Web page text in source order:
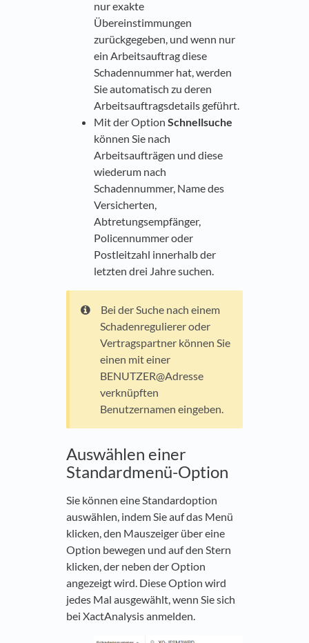
nur exakte
Übereinstimmungen
zurückgegeben, und wenn nur
ein Arbeitsauftrag diese
Schadennummer hat, werden
Sie automatisch zu deren
Arbeitsauftragsdetails geführt.
Mit der Option Schnellsuche
können Sie nach
Arbeitsaufträgen und diese
wiederum nach
Schadennummer, Name des
Versicherten,
Abtretungsempfänger,
Policennummer oder
Postleitzahl innerhalb der
letzten drei Jahre suchen.
Bei der Suche nach einem
Schadenregulierer oder
Vertragspartner können Sie
einen mit einer
BENUTZER@Adresse
verknüpften
Benutzernamen eingeben.
Auswählen einer
Standardmenü-Option
Sie können eine Standardoption
auswählen, indem Sie auf das Menü
klicken, den Mauszeiger über eine
Option bewegen und auf den Stern
klicken, der neben der Option
angezeigt wird. Diese Option wird
jedes Mal ausgewählt, wenn Sie sich
bei XactAnalysis anmelden.